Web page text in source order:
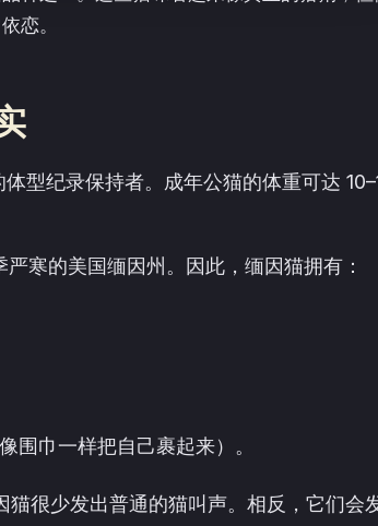
恋。
型纪录保持者。成年公猫的体重可达
寒的美国缅因州。因此，缅因猫拥有：
围巾一样把自己裹起来）。
猫很少发出普通的猫叫声。相反，它们